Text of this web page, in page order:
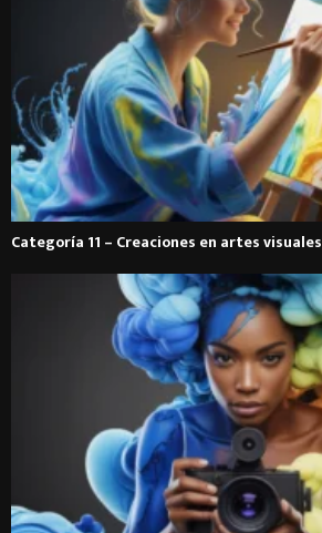
Categoría 11 – Creaciones en artes visuales